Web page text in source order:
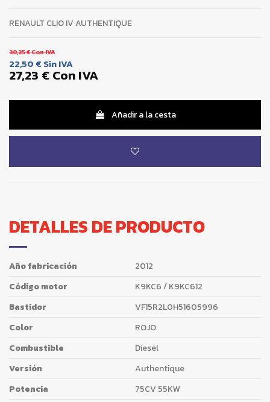
RENAULT CLIO IV AUTHENTIQUE
30,25 €Con IVA
22,50 € Sin IVA
27,23 €Con IVA
Añadir a la cesta
DETALLES DE PRODUCTO
Año fabricación
2012
Código motor
K9KC6 / K9KC612
Bastidor
VF15R2L0H51605996
Color
ROJO
Combustible
Diesel
Versión
Authentique
Potencia
75CV 55KW